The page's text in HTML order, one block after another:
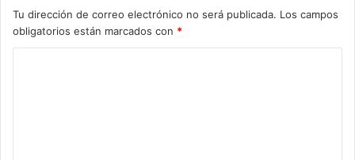
Tu dirección de correo electrónico no será publicada. Los campos
obligatorios están marcados con *